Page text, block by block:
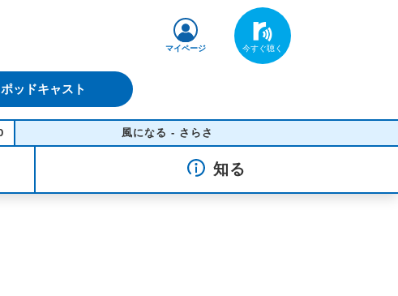
ポッドキャスト
マイページ
風になる - さらさ
知る